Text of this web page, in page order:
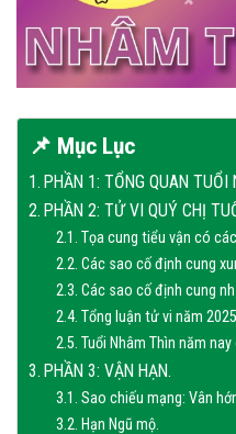
📌 Mục Lục
PHẦN 1: TỔNG QUAN
PHẦN 2: TỬ VI QUÝ CHỊ
Tọa cung tiểu vận có
Các sao cố định cung
Các sao cố định cung
Tổng luận tử vi năm
Tuổi Nhâm Thìn năm
PHẦN 3: VẬN HẠN.
Sao chiếu mạng: Vân
Hạn Ngũ mộ.